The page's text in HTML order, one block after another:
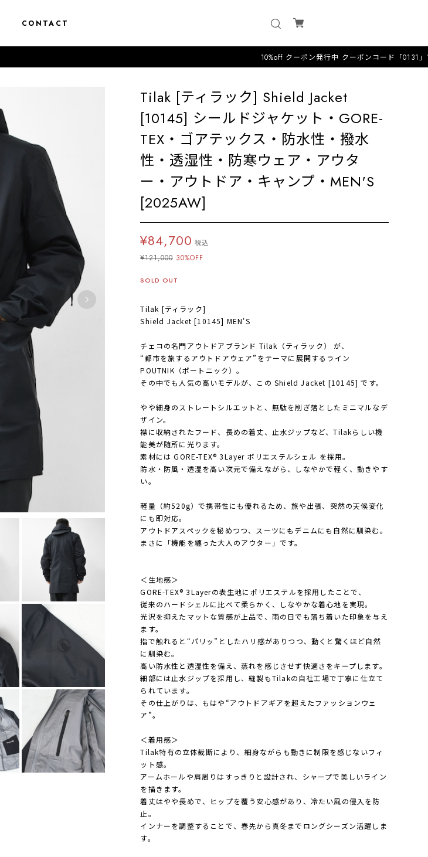
CONTACT
10%off クーポン発行中 クーポンコード「0131」12時までの
Tilak [ティラック] Shield Jacket
[10145] シールドジャケット・GORE-
TEX・ゴアテックス・防水性・撥水
性・透湿性・防寒ウェア・アウタ
ー・アウトドア・キャンプ・MEN'S
[2025AW]
¥84,700 税込
¥121,000 30%OFF
SOLD OUT
Tilak [ティラック]
Shield Jacket [10145] MEN'S
チェコの名門アウトドアブランド Tilak（ティラック） が、
“都市を旅するアウトドアウェア”をテーマに展開するライン
POUTNIK（ポートニック）。
その中でも人気の高いモデルが、この Shield Jacket [10145] です。
やや細身のストレートシルエットと、無駄を削ぎ落としたミニマルなデ
ザイン。
襟に収納されたフード、長めの着丈、止水ジップなど、Tilakらしい機
能美が随所に光ります。
素材には GORE-TEX® 3Layer ポリエステルシェル を採用。
防水・防風・透湿を高い次元で備えながら、しなやかで軽く、動きやす
い。
軽量（約520g）で携帯性にも優れるため、旅や出張、突然の天候変化
にも即対応。
アウトドアスペックを秘めつつ、スーツにもデニムにも自然に馴染む。
まさに「機能を纏った大人のアウター」です。
＜生地感＞
GORE-TEX® 3Layerの表生地にポリエステルを採用したことで、
従来のハードシェルに比べて柔らかく、しなやかな着心地を実現。
光沢を抑えたマットな質感が上品で、雨の日でも落ち着いた印象を与え
ます。
指で触れると“パリッ”としたハリ感がありつつ、動くと驚くほど自然
に馴染む。
高い防水性と透湿性を備え、蒸れを感じさせず快適さをキープします。
細部には止水ジップを採用し、縫製もTilakの自社工場で丁寧に仕立て
られています。
その仕上がりは、もはや“アウトドアギアを超えたファッションウェ
ア”。
＜着用感＞
Tilak特有の立体裁断により、細身ながらも動きに制限を感じないフィ
ット感。
アームホールや肩周りはすっきりと設計され、シャープで美しいライン
を描きます。
着丈はやや長めで、ヒップを覆う安心感があり、冷たい風の侵入を防
止。
インナーを調整することで、春先から真冬までロングシーズン活躍しま
す。